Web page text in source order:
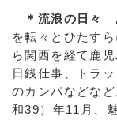
＊流浪の日々
を転々とひたす
ら関西を経て鹿
日銭仕事、トラ
のカンパなどな
和39）年11月、